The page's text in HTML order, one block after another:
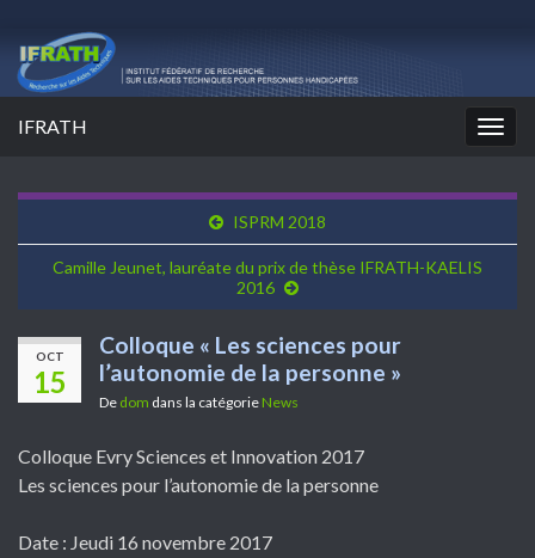
IFRATH
ISPRM 2018
Camille Jeunet, lauréate du prix de thèse IFRATH-KAELIS
2016
OCT
15
Colloque « Les sciences pour
l’autonomie de la personne »
De dom dans la catégorie News
Colloque Evry Sciences et Innovation 2017
Les sciences pour l’autonomie de la personne
Date : Jeudi 16 novembre 2017